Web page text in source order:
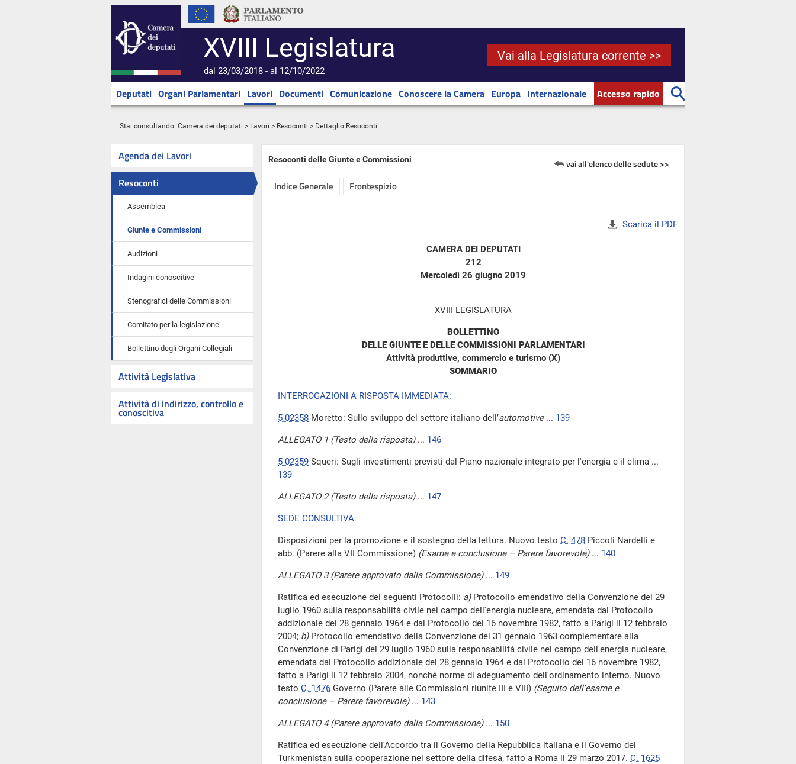
XVIII Legislatura
dal 23/03/2018 - al 12/10/2022
Vai alla Legislatura corrente >>
Deputati Organi Parlamentari Lavori Documenti Comunicazione Conoscere la Camera Europa Internazionale Accesso rapido
Stai consultando: Camera dei deputati > Lavori > Resoconti > Dettaglio Resoconti
Agenda dei Lavori
Resoconti
Assemblea
Giunte e Commissioni
Audizioni
Indagini conoscitive
Stenografici delle Commissioni
Comitato per la legislazione
Bollettino degli Organi Collegiali
Attività Legislativa
Attività di indirizzo, controllo e
conoscitiva
Resoconti delle Giunte e Commissioni vai all'elenco delle sedute >>
Indice Generale Frontespizio
Scarica il PDF
CAMERA DEI DEPUTATI
212
Mercoledì 26 giugno 2019
XVIII LEGISLATURA
BOLLETTINO
DELLE GIUNTE E DELLE COMMISSIONI PARLAMENTARI
Attività produttive, commercio e turismo (X)
SOMMARIO
INTERROGAZIONI A RISPOSTA IMMEDIATA:
5-02358 Moretto: Sullo sviluppo del settore italiano dell’automotive... 139
ALLEGATO 1 (Testo della risposta)... 146
5-02359 Squeri: Sugli investimenti previsti dal Piano nazionale integrato per l'energia e il clima ...
139
ALLEGATO 2 (Testo della risposta)... 147
SEDE CONSULTIVA:
Disposizioni per la promozione e il sostegno della lettura. Nuovo testo C. 478 Piccoli Nardelli e
abb. (Parere alla VII Commissione) (Esame e conclusione – Parere favorevole)... 140
ALLEGATO 3 (Parere approvato dalla Commissione)... 149
Ratifica ed esecuzione dei seguenti Protocolli: a)Protocollo emendativo della Convenzione del 29
luglio 1960 sulla responsabilità civile nel campo dell'energia nucleare, emendata dal Protocollo
addizionale del 28 gennaio 1964 e dal Protocollo del 16 novembre 1982, fatto a Parigi il 12 febbraio
2004; b)Protocollo emendativo della Convenzione del 31 gennaio 1963 complementare alla
Convenzione di Parigi del 29 luglio 1960 sulla responsabilità civile nel campo dell'energia nucleare,
emendata dal Protocollo addizionale del 28 gennaio 1964 e dal Protocollo del 16 novembre 1982,
fatto a Parigi il 12 febbraio 2004, nonché norme di adeguamento dell'ordinamento interno. Nuovo
testo C. 1476 Governo (Parere alle Commissioni riunite III e VIII) (Seguito dell'esame e
conclusione – Parere favorevole)... 143
ALLEGATO 4 (Parere approvato dalla Commissione)... 150
Ratifica ed esecuzione dell'Accordo tra il Governo della Repubblica italiana e il Governo del
Turkmenistan sulla cooperazione nel settore della difesa, fatto a Roma il 29 marzo 2017. C. 1625